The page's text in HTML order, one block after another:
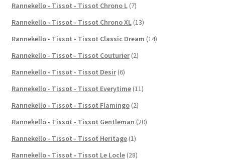
Rannekello - Tissot - Tissot Chrono L (7)
Rannekello - Tissot - Tissot Chrono XL (13)
Rannekello - Tissot - Tissot Classic Dream (14)
Rannekello - Tissot - Tissot Couturier (2)
Rannekello - Tissot - Tissot Desir (6)
Rannekello - Tissot - Tissot Everytime (11)
Rannekello - Tissot - Tissot Flamingo (2)
Rannekello - Tissot - Tissot Gentleman (20)
Rannekello - Tissot - Tissot Heritage (1)
Rannekello - Tissot - Tissot Le Locle (28)